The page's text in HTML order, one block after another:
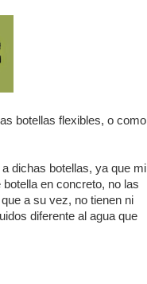
botellas flexibles, o como
dichas botellas, ya que mi
en concreto, no las
a su vez, no tienen ni
diferente al agua que